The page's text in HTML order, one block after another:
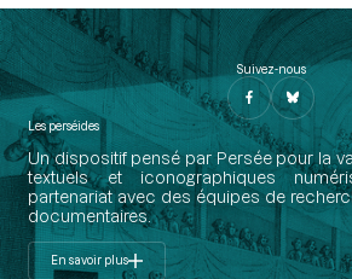
Suivez-nous
Les perséides
Un dispositif pensé par Persée pour la
textuels et iconographiques
partenariat avec des équipes de
documentaires.
En savoir plus